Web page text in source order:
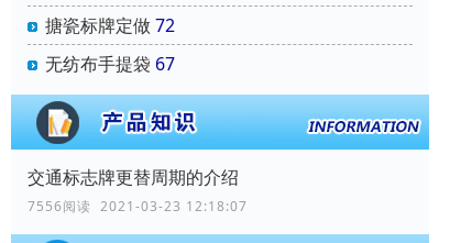
搪瓷标牌定做72
无纺布手提袋 67
交通标志牌更替周期的介绍
7556阅读 2021-03-23 12:18:07